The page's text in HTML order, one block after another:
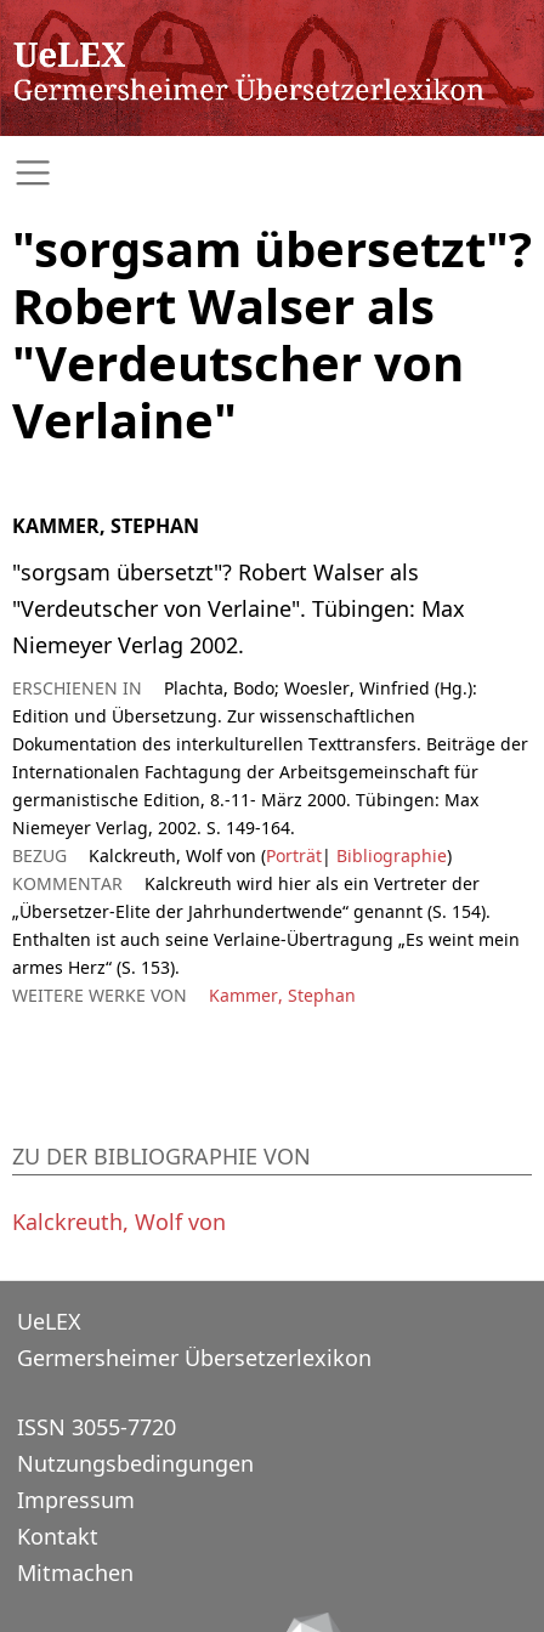
"sorgsam übersetzt"?
Robert Walser als
"Verdeutscher von
Verlaine"
KAMMER, STEPHAN
"sorgsam übersetzt"? Robert Walser als
"Verdeutscher von Verlaine". Tübingen: Max
Niemeyer Verlag 2002.
ERSCHIENEN IN
Plachta, Bodo; Woesler, Winfried (Hg.):
Edition und Übersetzung. Zur wissenschaftlichen
Dokumentation des interkulturellen Texttransfers. Beiträge der
Internationalen Fachtagung der Arbeitsgemeinschaft für
germanistische Edition, 8.-11- März 2000. Tübingen: Max
Niemeyer Verlag, 2002. S. 149-164.
BEZUG
Kalckreuth, Wolf von (Porträt| Bibliographie)
KOMMENTAR
Kalckreuth wird hier als ein Vertreter der
„Übersetzer-Elite der Jahrhundertwende“ genannt (S. 154).
Enthalten ist auch seine Verlaine-Übertragung „Es weint mein
armes Herz“ (S. 153).
WEITERE WERKE VON
Kammer, Stephan
ZU DER BIBLIOGRAPHIE VON
Kalckreuth, Wolf von
UeLEX
Germersheimer Übersetzerlexikon
ISSN 3055-7720
Nutzungsbedingungen
Impressum
Kontakt
Mitmachen